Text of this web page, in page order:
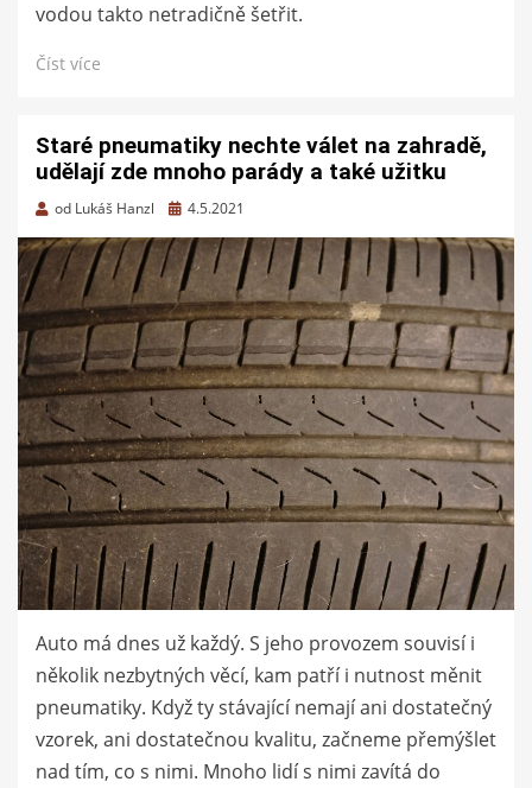
vodou takto netradičně šetřit.
Číst více
Staré pneumatiky nechte válet na zahradě,
udělají zde mnoho parády a také užitku
od Lukáš Hanzl
Zveřejněno
4.5.2021
Auto má dnes už každý. S jeho provozem souvisí i
několik nezbytných věcí, kam patří i nutnost měnit
pneumatiky. Když ty stávající nemají ani dostatečný
vzorek, ani dostatečnou kvalitu, začneme přemýšlet
nad tím, co s nimi. Mnoho lidí s nimi zavítá do